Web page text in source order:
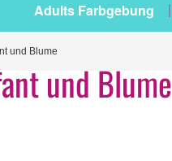
Adults Farbgebung
und Blume
und Blume